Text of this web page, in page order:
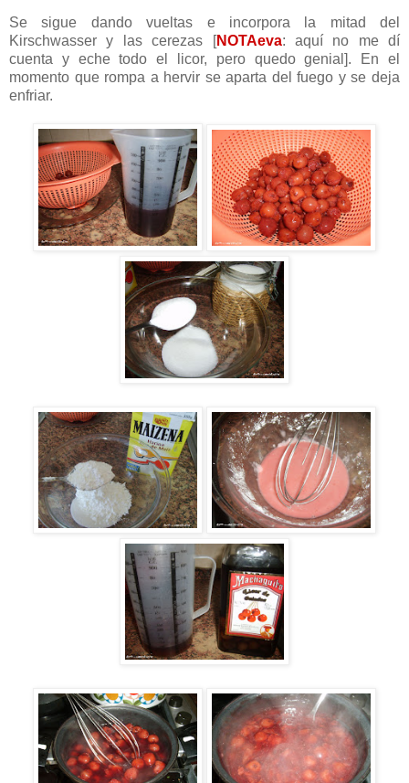
Se sigue dando vueltas e incorpora la mitad del
Kirschwasser y las cerezas [NOTAeva: aquí no me dí
cuenta y eche todo el licor, pero quedo genial]. En el
momento que rompa a hervir se aparta del fuego y se deja
enfriar.